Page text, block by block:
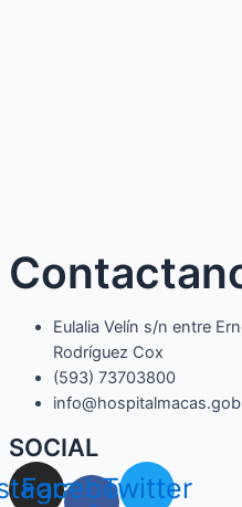
Eulalia Velín s/n entre
Rodríguez Cox
(593) 73703800​
SOCIAL
Facebook-
Twitter